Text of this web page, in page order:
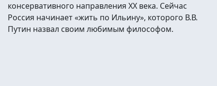
консервативного направления ХХ века. Сейчас
Россия начинает «жить по Ильину», которого В.В.
Путин назвал своим любимым философом.